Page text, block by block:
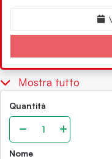
Mostra tutto
Quantità
Nome